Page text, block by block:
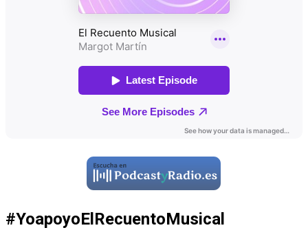
#YoapoyoElRecuentoMusical